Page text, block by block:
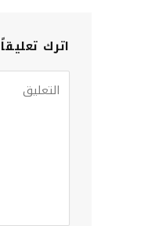
اترك تعليقاً